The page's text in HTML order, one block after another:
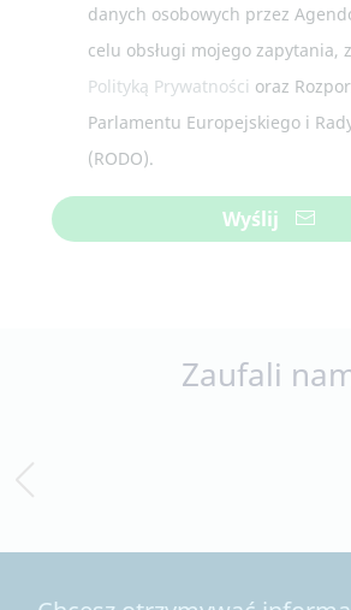
danych osobowych przez
celu obsługi mojego zapytania,
Polityką Prywatności oraz
Parlamentu Europejskiego i
(RODO).
Wyślij
Zaufali